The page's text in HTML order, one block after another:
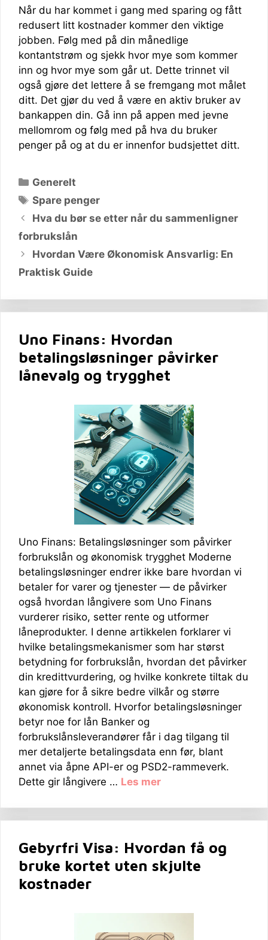
Når du har kommet i gang med sparing og fått
redusert litt kostnader kommer den viktige
jobben. Følg med på din månedlige
kontantstrøm og sjekk hvor mye som kommer
inn og hvor mye som går ut. Dette trinnet vil
også gjøre det lettere å se fremgang mot målet
ditt. Det gjør du ved å være en aktiv bruker av
bankappen din. Gå inn på appen med jevne
mellomrom og følg med på hva du bruker
penger på og at du er innenfor budsjettet ditt.
Kategorier
Generelt
Stikkord
Spare penger
Hva du bør se etter når du sammenligner
forbrukslån
Hvordan Være Økonomisk Ansvarlig: En
Praktisk Guide
Uno Finans: Hvordan
betalingsløsninger påvirker
lånevalg og trygghet
Uno Finans: Betalingsløsninger som påvirker
forbrukslån og økonomisk trygghet Moderne
betalingsløsninger endrer ikke bare hvordan vi
betaler for varer og tjenester — de påvirker
også hvordan långivere som Uno Finans
vurderer risiko, setter rente og utformer
låneprodukter. I denne artikkelen forklarer vi
hvilke betalingsmekanismer som har størst
betydning for forbrukslån, hvordan det påvirker
din kredittvurdering, og hvilke konkrete tiltak du
kan gjøre for å sikre bedre vilkår og større
økonomisk kontroll. Hvorfor betalingsløsninger
betyr noe for lån Banker og
forbrukslånsleverandører får i dag tilgang til
mer detaljerte betalingsdata enn før, blant
annet via åpne API-er og PSD2-rammeverk.
Dette gir långivere … Les mer
Gebyrfri Visa: Hvordan få og
bruke kortet uten skjulte
kostnader